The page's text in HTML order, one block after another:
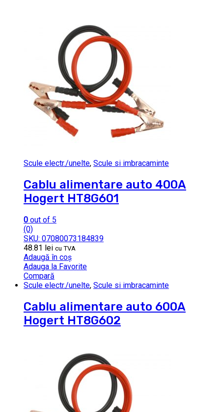
Scule electr./unelte, Scule si imbracaminte
Cablu alimentare auto 400A
Hogert HT8G601
0 out of 5
(0)
SKU: 07080073184839
48.81 lei cu TVA
Adaugă în coș
Adauga la Favorite
Compară
Scule electr./unelte, Scule si imbracaminte
Cablu alimentare auto 600A
Hogert HT8G602